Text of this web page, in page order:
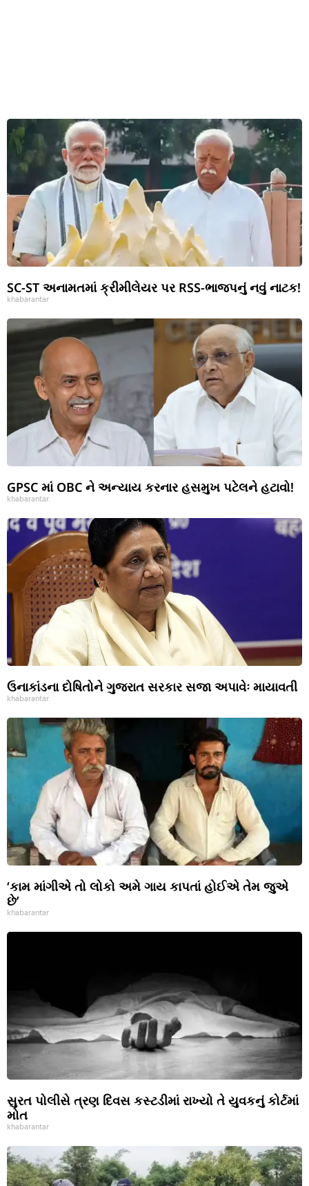
SC-ST અનામતમાં ક્રીમીલેયર પર RSS-ભાજપનું નવું નાટક!
khabarantar
GPSC માં OBC ને અન્યાય કરનાર હસમુખ પટેલને હટાવો!
khabarantar
ઉનાકાંડના દોષિતોને ગુજરાત સરકાર સજા અપાવેઃ માયાવતી
khabarantar
‘કામ માંગીએ તો લોકો અમે ગાય કાપતાં હોઈએ તેમ જુએ
છે’
khabarantar
સુરત પોલીસે ત્રણ દિવસ કસ્ટડીમાં રાખ્યો તે યુવકનું કોર્ટમાં
મોત
khabarantar